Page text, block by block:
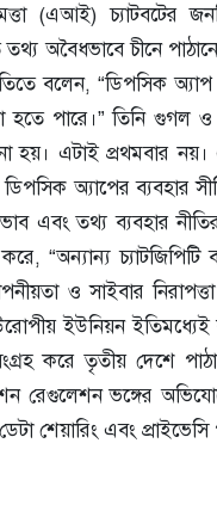
(এআই) চ্যাটবটের
তথ্য অবৈধভাবে চীনে
বলেন, “ডিপসিক
হতে পারে।” তিনি
হয়। এটাই প্রথমবার
অ্যাপের ব্যবহার
এবং তথ্য ব্যবহার
“অন্যান্য
ও সাইবার
ইউনিয়ন
করে তৃতীয় দেশে
রেগুলেশন ভঙ্গের
শেয়ারিং এবং